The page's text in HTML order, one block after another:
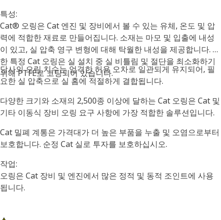
특성:
Cat® 오링은 Cat 엔진 및 장비에서 볼 수 있는 유체, 온도 및 압
력에 적합한 재료로 만들어집니다. 소재는 마모 및 입출에 내성
이 있고, 실 압축 영구 변형에 대해 탁월한 내성을 제공합니다. 또
한 특정 Cat 오링은 실 설치 중 실 비틀림 및 절단을 최소화하기
위해 PTFE로 코팅되어 있습니다.
당사의 오링 치수는 엄격한 허용 오차로 일관되게 유지되어, 필
요한 실 압축으로 실 홈에 적절하게 결합됩니다.
다양한 크기와 소재의 2,500종 이상에 달하는 Cat 오링은 Cat 및
기타 이동식 장비 오링 요구 사항에 가장 적합한 솔루션입니다.
Cat 밀폐 계통은 가격대가 더 높은 부품을 누출 및 오염으로부터
보호합니다. 순정 Cat 실로 투자를 보호하십시오.
작업:
오링은 Cat 장비 및 엔진에서 많은 정적 및 동적 조인트에 사용
됩니다.